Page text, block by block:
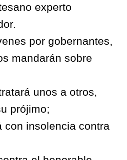
experto
por gobernantes,
mandarán sobre
unos a otros,
prójimo;
con insolencia contra